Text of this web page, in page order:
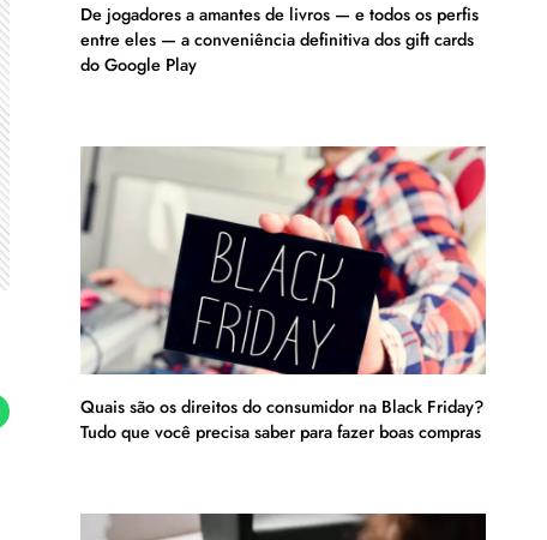
De jogadores a amantes de livros — e todos os perfis
entre eles — a conveniência definitiva dos gift cards
do Google Play
Quais são os direitos do consumidor na Black Friday?
Tudo que você precisa saber para fazer boas compras